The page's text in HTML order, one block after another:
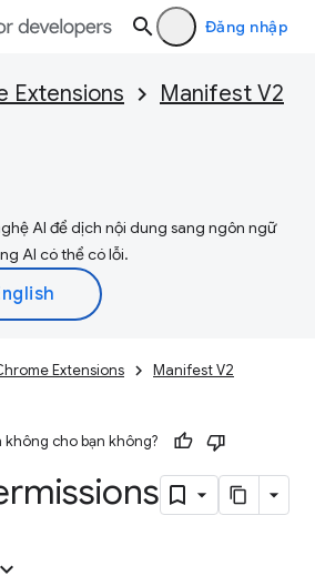
Đăng nhập
Extensions
Manifest V2
AI để dịch nội dung sang ngôn ngữ
AI có thể có lỗi.
Extensions
Manifest V2
cho bạn không?